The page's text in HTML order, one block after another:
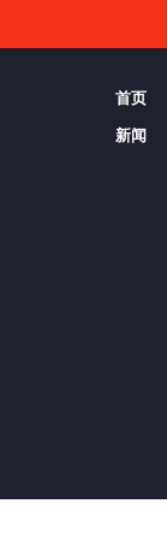
首页
新闻